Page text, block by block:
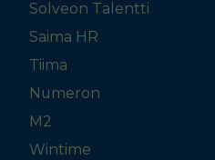
Solveon Talentti
Saima HR
Tiima
Numeron
M2
Wintime